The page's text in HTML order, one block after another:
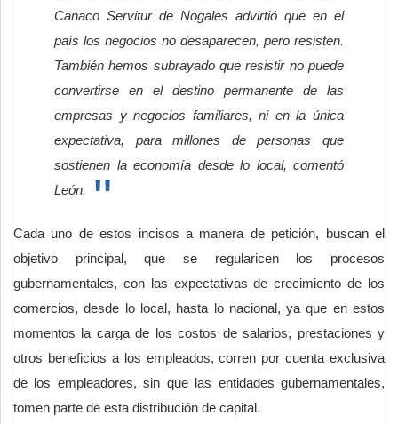
Canaco Servitur de Nogales advirtió que en el
país los negocios no desaparecen, pero resisten.
También hemos subrayado que resistir no puede
convertirse en el destino permanente de las
empresas y negocios familiares, ni en la única
expectativa, para millones de personas que
sostienen la economía desde lo local, comentó
León.
Cada uno de estos incisos a manera de petición, buscan el
objetivo principal, que se regularicen los procesos
gubernamentales, con las expectativas de crecimiento de los
comercios, desde lo local, hasta lo nacional, ya que en estos
momentos la carga de los costos de salarios, prestaciones y
otros beneficios a los empleados, corren por cuenta exclusiva
de los empleadores, sin que las entidades gubernamentales,
tomen parte de esta distribución de capital.